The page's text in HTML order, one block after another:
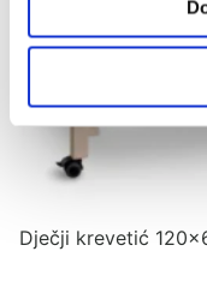
Dječji krevetić